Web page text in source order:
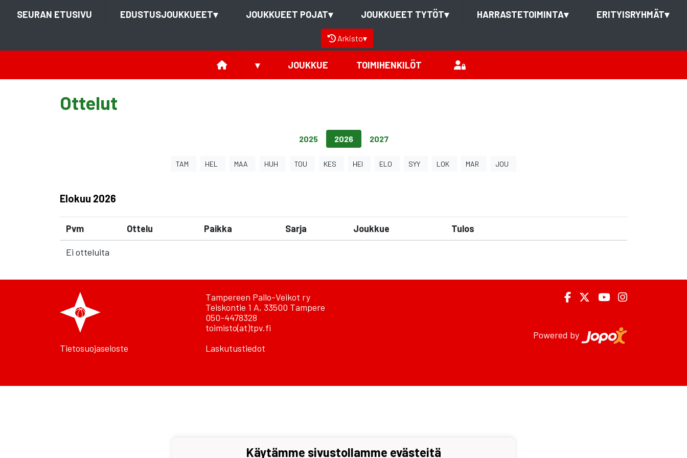
SEURAN ETUSIVU EDUSTUSJOUKKUEET▾ JOUKKUEET POJAT▾ JOUKKUEET TYTÖT▾ HARRASTETOIMINTA▾ ERITYISRYHMÄT▾
Arkisto▾
▾ JOUKKUE TOIMIHENKILÖT
Ottelut
2025 2026 2027
TAM HEL MAA HUH TOU KES HEI ELO SYY LOK MAR JOU
Elokuu 2026
Pvm Ottelu Paikka Sarja Joukkue Tulos
Ei otteluita
Tietosuojaseloste
Tampereen Pallo-Veikot ry
Teiskontie 1 A, 33500 Tampere
050-4478328
toimisto(at)tpv.fi
Laskutustiedot
Powered by
Käytämme sivustollamme evästeitä